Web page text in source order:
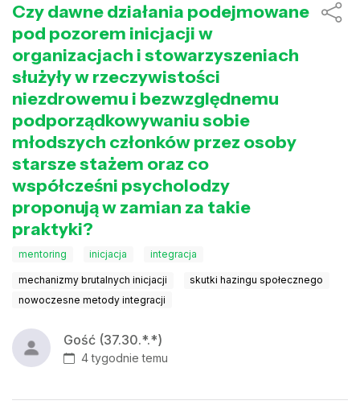
Czy dawne działania podejmowane
pod pozorem inicjacji w
organizacjach i stowarzyszeniach
służyły w rzeczywistości
niezdrowemu i bezwzględnemu
podporządkowywaniu sobie
młodszych członków przez osoby
starsze stażem oraz co
współcześni psycholodzy
proponują w zamian za takie
praktyki?
mentoring inicjacja integracja
mechanizmy brutalnych inicjacji
skutki hazingu społecznego
nowoczesne metody integracji
Gość (37.30.*.*)
4 tygodnie temu